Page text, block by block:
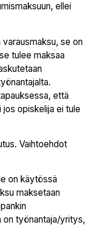
ellei
se on
tulee maksaa
että
opiskelija ei tule
Vaihtoehdot
on käytössä
maksetaan
on työnantaja/yritys,